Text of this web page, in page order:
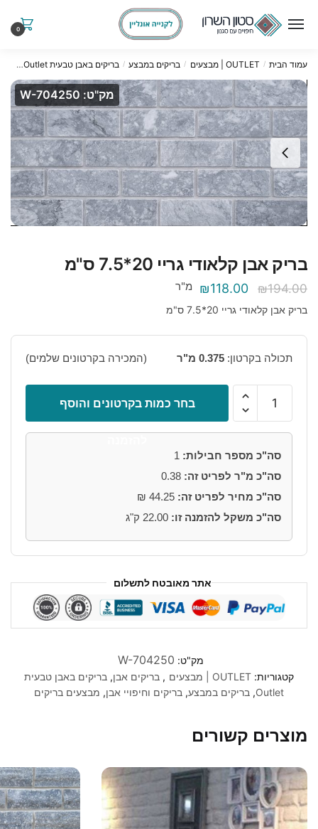
0
עמוד הבית / OUTLET | מבצעים / בריקים במבצע / בריקים באבן טבעית Outlet
מק"ט: W-704250
בריק אבן קלאודי גריי 20*7.5 ס"מ
₪194.00
המחיר
המקורי
₪118.00
המחיר
הנוכחי
מ"ר
בריק אבן קלאודי גריי 20*7.5 ס"מ
תכולה בקרטון: 0.375 מ"ר (המכירה בקרטונים שלמים)
קלאודי
גריי
20*7.5
בחר כמות בקרטונים והוסף
סה"כ מספר חבילות: 1
סה"כ מ"ר לפריט זה: 0.38
סה"כ מחיר לפריט זה: 44.25
₪
סה"כ משקל להזמנה זו: 22.00 ק"ג
אתר מאובטח לתשלום
מק"ט: W-704250
קטגוריות: OUTLET | מבצעים , בריקים אבן, בריקים באבן טבעית
Outlet
, בריקים במבצע, בריקים וחיפויי אבן, מבצעים בריקים
מוצרים קשורים